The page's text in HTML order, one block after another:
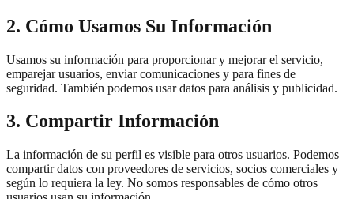
2. Cómo Usamos Su Información
Usamos su información para proporcionar y mejorar el servicio,
emparejar usuarios, enviar comunicaciones y para fines de
seguridad. También podemos usar datos para análisis y publicidad.
3. Compartir Información
La información de su perfil es visible para otros usuarios. Podemos
compartir datos con proveedores de servicios, socios comerciales y
según lo requiera la ley. No somos responsables de cómo otros